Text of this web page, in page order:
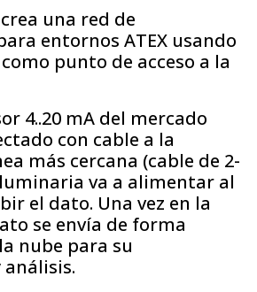
una red de
entornos ATEX usando
punto de acceso a la
4..20 mA del mercado
con cable a la
más cercana (cable de 2-
va a alimentar al
el dato. Una vez en la
se envía de forma
nube para su